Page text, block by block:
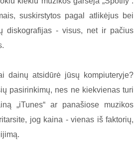
suskirstytos pagal atlikėjus bei
diskografijas - visus, net ir pačius
dainų atsidūrė jūsų kompiuteryje?
pasirinkimų, nes ne kiekvienas turi
„iTunes“ ar panašiose muzikos
jog kaina - vienas iš faktorių,